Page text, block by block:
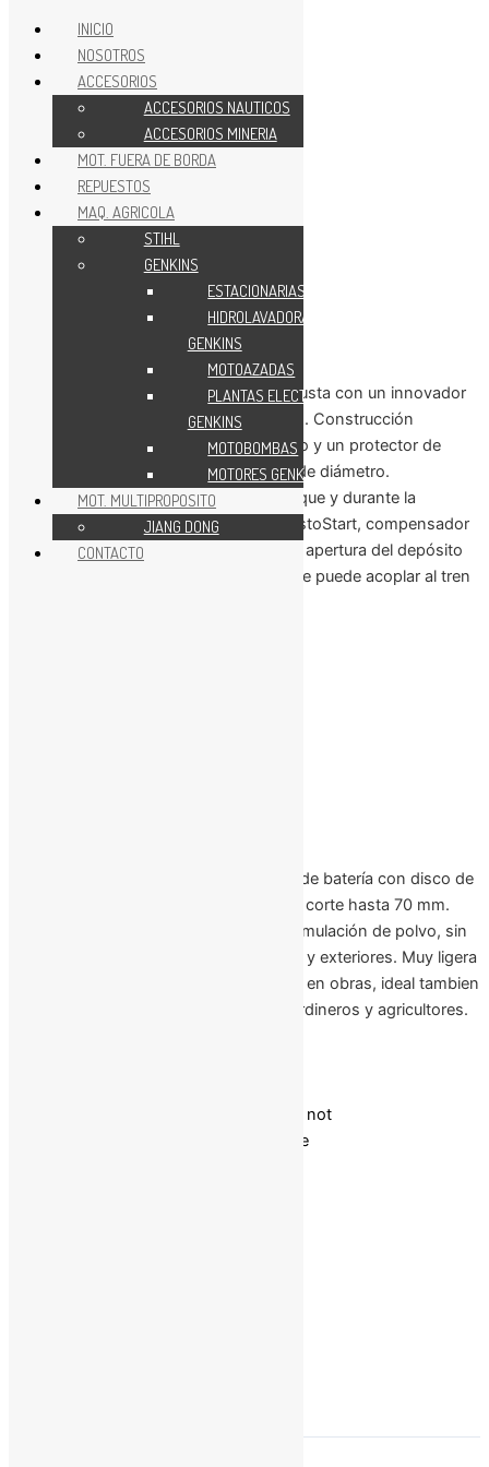
Ir al contenido
TRONZADORAS
A GASOLINA
Peso:
9.6 kg
Cilindrada:
66.7 cm3
Prof. máxima de corte:125 mm
Diámetro del disco:
350 mm
4.4 hp / 3.2 kw
Tronzadora Stihl, compacta y robusta con un innovador
sistema de filtro de aire tipo ciclón. Construcción
compacta con un óptimo equilibrio y un protector de
disco de magnesio para 350mm de diámetro.
Vibraciones reducidas en el arranque y durante la
ejecución del trabajo. Sistema ElastoStart, compensador
y válvula de descompresión. Fácil apertura del depósito
de combustible (tipo bayoneta). Se puede acoplar al tren
Pequeña y manejable tronzadora de batería con disco de
230 mm para una profundidad de corte hasta 70 mm.
Con conexión a agua, evita la acumulación de polvo, sin
cables, para trabajos en interiores y exteriores. Muy ligera
y manejo confortable. Para utilizar en obras, ideal tambien
para usuarios hobby, techador, jardineros y agricultores.
INICIO
NOSOTROS
ACCESORIOS
ACCESORIOS NAUTICOS
ACCESORIOS MINERIA
MOT. FUERA DE BORDA
REPUESTOS
MAQ. AGRICOLA
STIHL
GENKINS
ESTACIONARIAS
HIDROLAVADORAS
GENKINS
MOTOAZADAS
PLANTAS ELECTRICAS
GENKINS
MOTOBOMBAS
MOTORES GENKINS
MOT. MULTIPROPOSITO
JIANG DONG
CONTACTO